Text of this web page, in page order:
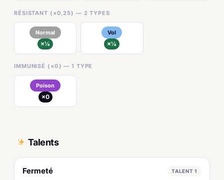
RÉSISTANT (×0,25) — 2 TYPES
Normal
×¼
Vol
×¼
IMMUNISÉ (×0) — 1 TYPE
Poison
×0
Talents
Fermeté TALENT 1